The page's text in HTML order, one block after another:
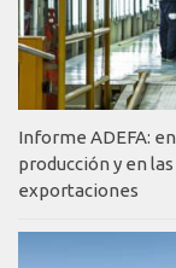
Informe ADEFA:
producción y en
exportaciones